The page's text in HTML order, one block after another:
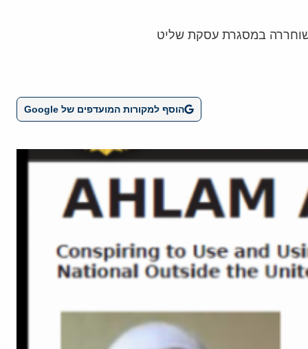
שוחררה במסגרת עסקת שליט
הוסף למקורות המועדפים של Google